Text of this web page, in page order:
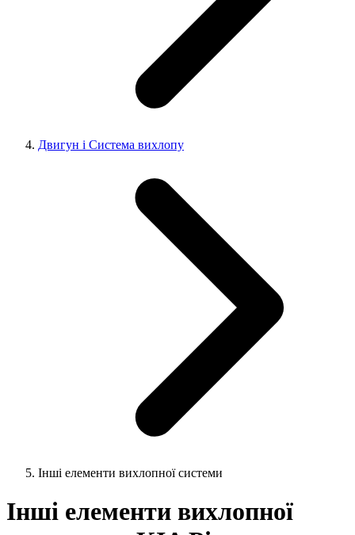
Двигун і Система вихлопу
Інші елементи вихлопної системи
Інші елементи вихлопної